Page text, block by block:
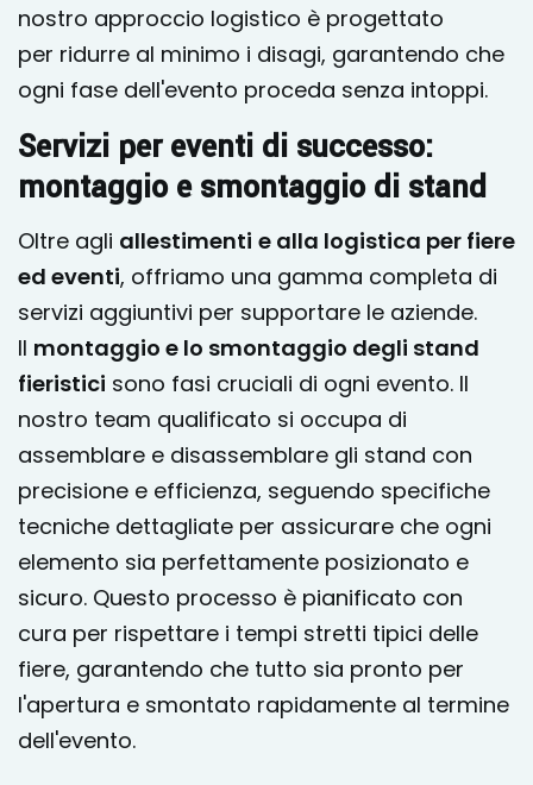
nostro approccio logistico è progettato
per ridurre al minimo i disagi, garantendo che
ogni fase dell'evento proceda senza intoppi.
Servizi per eventi di successo:
montaggio e smontaggio di stand
Oltre agli allestimenti e alla logistica per fiere
ed eventi, offriamo una gamma completa di
servizi aggiuntivi per supportare le aziende.
Il montaggio e lo smontaggio degli stand
fieristici sono fasi cruciali di ogni evento. Il
nostro team qualificato si occupa di
assemblare e disassemblare gli stand con
precisione e efficienza, seguendo specifiche
tecniche dettagliate per assicurare che ogni
elemento sia perfettamente posizionato e
sicuro. Questo processo è pianificato con
cura per rispettare i tempi stretti tipici delle
fiere, garantendo che tutto sia pronto per
l'apertura e smontato rapidamente al termine
dell'evento.